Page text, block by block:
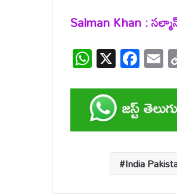
Salman Khan :
W
h
at
s
A
X F
ac
e
b
o
o
k
E
India